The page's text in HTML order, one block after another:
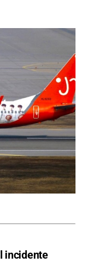
incidente